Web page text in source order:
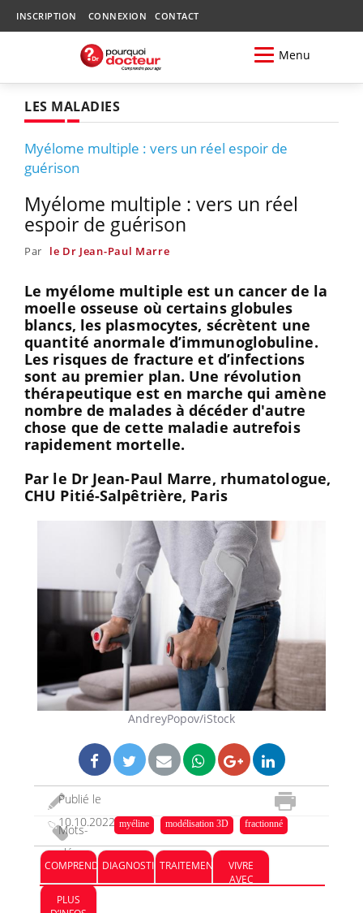
INSCRIPTION CONNEXION CONTACT
Menu
LES MALADIES
Myélome multiple : vers un réel espoir de
guérison
Myélome multiple : vers un réel
espoir de guérison
Par le Dr Jean-Paul Marre
Le myélome multiple est un cancer de la
moelle osseuse où certains globules
blancs, les plasmocytes, sécrètent une
quantité anormale d’immunoglobuline.
Les risques de fracture et d’infections
sont au premier plan. Une révolution
thérapeutique est en marche qui amène
nombre de malades à décéder d'autre
chose que de cette maladie autrefois
rapidement mortelle.
Par le Dr Jean-Paul Marre, rhumatologue,
CHU Pitié-Salpêtrière, Paris
AndreyPopov/iStock
Publié le
10.10.2022
Mots-
clés :
myéline modélisation 3D fractionné
COMPRENDREDIAGNOSTICTRAITEMENT
VIVRE
AVEC
PLUS